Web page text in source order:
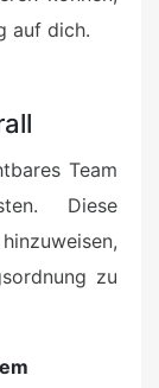
auf dich.
Team
Diese
zu